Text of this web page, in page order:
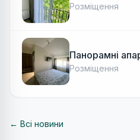
Розміщення
Панорамні
Розміщення
← Всі новини